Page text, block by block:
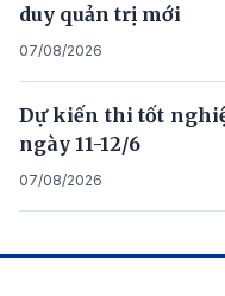
duy quản trị mới
07/08/2026
Dự kiến thi tốt
ngày 11-12/6
07/08/2026